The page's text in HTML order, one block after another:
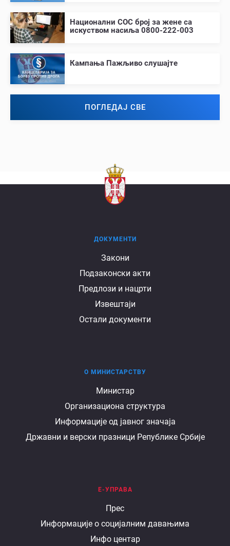
Национални СОС број за жене са
искуством насиља 0800-222-003
Кампања Пажљиво слушајте
ПОГЛЕДАЈ СВЕ
ДОКУМЕНТИ
Закони
Подзаконски акти
Предлози и нацрти
Извештаји
Остали документи
министарству
О МИНИСТАРСТВУ
Министар
Организациона структура
Информације од јавног значаја
Државни и верски празници Републике Србије
Е-УПРАВА
Прес
Информације о социјалним давањима
Инфо центар